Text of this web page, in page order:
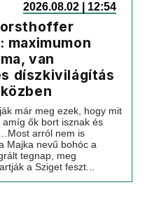
2026.08.02 | 12:54
maximumon
van
díszkivilágítás
már meg ezek, hogy mit
ők bort isznak és
arról nem is
Majka nevű bohóc a
tegnap, meg
a Sziget feszt...